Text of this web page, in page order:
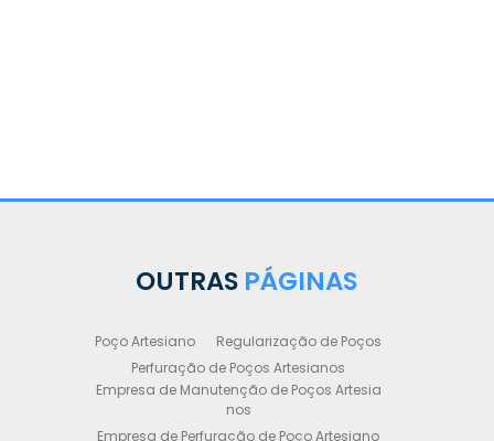
OUTRAS PÁGINAS
Poço Artesiano
Regularização de Poços
Perfuração de Poços Artesianos
Empresa de Manutenção de Poços Artesia
nos
Empresa de Perfuração de Poço Artesiano